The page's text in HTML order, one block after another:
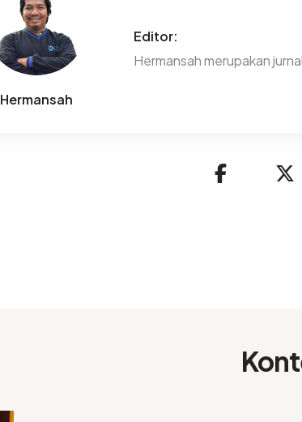
Hermansah
Editor:
Hermansah merupakan